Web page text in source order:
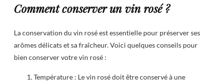
Comment conserver un vin rosé ?
La conservation du vin rosé est essentielle pour préserver ses
arômes délicats et sa fraîcheur. Voici quelques conseils pour
bien conserver votre vin rosé :
Température : Le vin rosé doit être conservé à une